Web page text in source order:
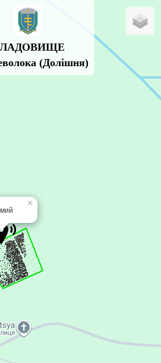
(Долішня)
×